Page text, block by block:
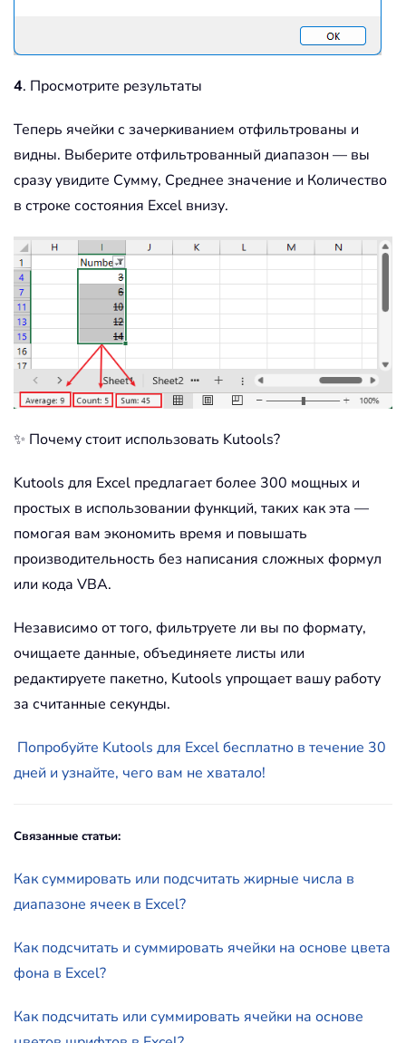
4. Просмотрите результаты
Теперь ячейки с зачеркиванием отфильтрованы и
видны. Выберите отфильтрованный диапазон — вы
сразу увидите Сумму, Среднее значение и Количество
в строке состояния Excel внизу.
✨ Почему стоит использовать Kutools?
Kutools для Excel предлагает более 300 мощных и
простых в использовании функций, таких как эта —
помогая вам экономить время и повышать
производительность без написания сложных формул
или кода VBA.
Независимо от того, фильтруете ли вы по формату,
очищаете данные, объединяете листы или
редактируете пакетно, Kutools упрощает вашу работу
за считанные секунды.
Попробуйте Kutools для Excel бесплатно в течение 30
дней и узнайте, чего вам не хватало!
Связанные статьи:
Как суммировать или подсчитать жирные числа в
диапазоне ячеек в Excel?
Как подсчитать и суммировать ячейки на основе цвета
фона в Excel?
Как подсчитать или суммировать ячейки на основе